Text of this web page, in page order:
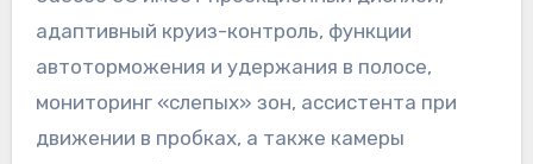
адаптивный круиз-контроль, функции
автоторможения и удержания в полосе,
мониторинг «слепых» зон, ассистента при
движении в пробках, а также камеры